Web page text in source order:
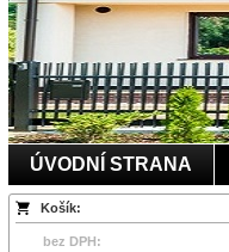
ÚVODNÍ STRANA
Košík:
bez DPH: